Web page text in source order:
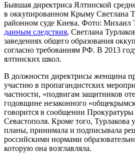
Бывшая директриса Ялтинской
в оккупированном Крыму Светлана
районном суде Киева. Фото: Михаил
данным следствия, Светлана
заведениях общего образования
согласно требованиям РФ. В 2013
ялтинских школ.
В должности директрисы женщина
участию в пропагандистских
частности, «подвигам защитников
годовщине незаконного
говорится в сообщении
Севастополя. Кроме того, Турлакова
планы, принимала и подписывала
российскими нормами
которую она возглавляла.